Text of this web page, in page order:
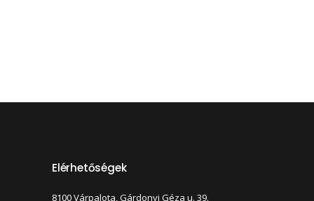
Elérhetőségek
8100 Várpalota, Gárdonyi Géza u. 39.